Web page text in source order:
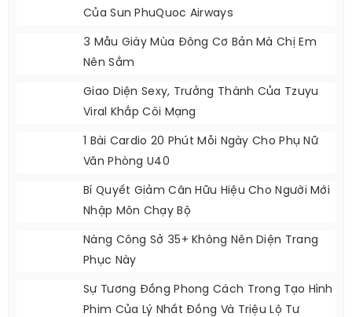
Của Sun PhuQuoc Airways
3 Mẫu Giày Mùa Đông Cơ Bản Mà Chị Em
Nên Sắm
Giao Diện Sexy, Trưởng Thành Của Tzuyu
Viral Khắp Cõi Mạng
1 Bài Cardio 20 Phút Mỗi Ngày Cho Phụ Nữ
Văn Phòng U40
Bí Quyết Giảm Cân Hữu Hiệu Cho Người Mới
Nhập Môn Chạy Bộ
Nàng Công Sở 35+ Không Nên Diện Trang
Phục Này
Sự Tương Đồng Phong Cách Trong Tạo Hình
Phim Của Lý Nhất Đồng Và Triệu Lộ Tư